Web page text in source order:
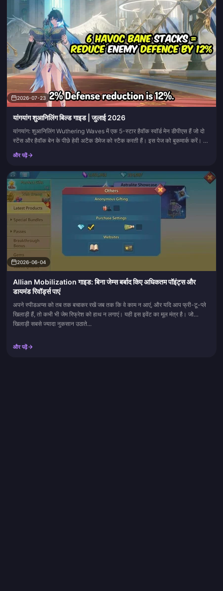
2026-07-23
यांगयांग शुआनिलिंग बिल्ड गाइड | जुलाई 2026
यांगयांग: शुआनिलिंग Wuthering Waves में एक 5-स्टार हैवॉक स्वॉर्ड मेन डीपीएस हैं जो दो
स्टेंस और हैवॉक बेन के पीछे हेवी अटैक डैमेज को स्टैक करती हैं। इस पेज को बुकमार्क करें। जब
(Echoes) और टीमों को अपडेट करते हैं।
और पढ़ें
2026-06-04
Allian Mobilization गाइड: बिना जेम्स बर्बाद किए अधिकतम पॉइंट्स और
डायमंड रिवॉर्ड्स पाएं
अपने स्पीडअप्स को तब तक बचाकर रखें जब तक कि वे काम न आएं, और यदि आप फ्री-टू-प्ले
खिलाड़ी हैं, तो कभी भी जेम रिफ्रेश को हाथ न लगाएं। यही इस इवेंट का मूल मंत्र है। जो
खिलाड़ी सबसे ज्यादा नुकसान उठाते...
और पढ़ें